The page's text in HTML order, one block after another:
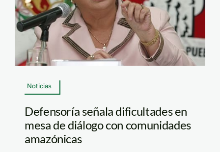
Noticias
Defensoría señala dificultades en
mesa de diálogo con comunidades
amazónicas